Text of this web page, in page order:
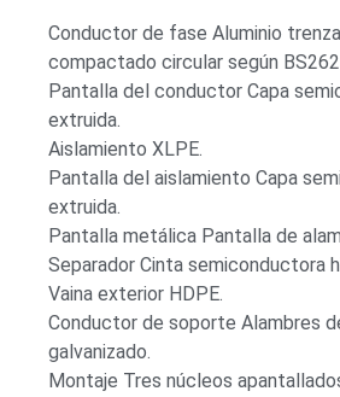
Conductor de fase Aluminio
compactado circular según
Pantalla del conductor Capa
extruida.
Aislamiento XLPE.
Pantalla del aislamiento Capa
extruida.
Pantalla metálica Pantalla de
Separador Cinta semiconductora
Vaina exterior HDPE.
Conductor de soporte Alambres
galvanizado.
Montaje Tres núcleos